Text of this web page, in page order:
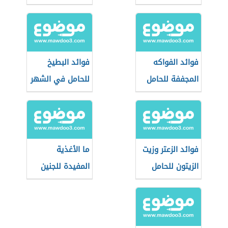
فوائد الفواكه
المجففة للحامل
فوائد البطيخ
للحامل في الشهر
التاسع
فوائد الزعتر وزيت
الزيتون للحامل
ما الأغذية
المفيدة للجنين